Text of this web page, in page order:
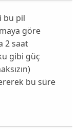
bu pil
göre
2 saat
gibi güç
bu süre